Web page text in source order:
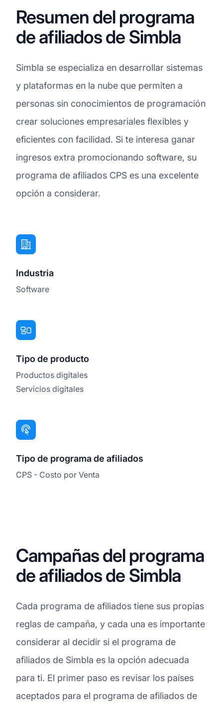
Resumen del programa
de afiliados de Simbla
Simbla se especializa en desarrollar sistemas
y plataformas en la nube que permiten a
personas sin conocimientos de programación
crear soluciones empresariales flexibles y
eficientes con facilidad. Si te interesa ganar
ingresos extra promocionando software, su
programa de afiliados CPS es una excelente
opción a considerar.
Industria
Software
Tipo de producto
Productos digitales
Servicios digitales
Tipo de programa de afiliados
CPS - Costo por Venta
Campañas del programa
de afiliados de Simbla
Cada programa de afiliados tiene sus propias
reglas de campaña, y cada una es importante
considerar al decidir si el programa de
afiliados de Simbla es la opción adecuada
para ti. El primer paso es revisar los países
aceptados para el programa de afiliados de